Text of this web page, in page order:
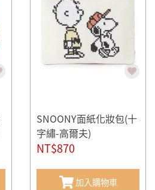
SNOONY面紙化妝包(十
字繡-高爾夫)
NT$870
加入購物車